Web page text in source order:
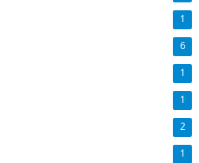
1
6
1
1
2
1